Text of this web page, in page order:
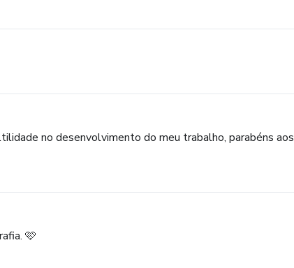
no desenvolvimento do meu trabalho, parabéns aos
🩷